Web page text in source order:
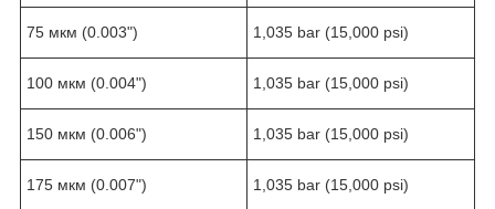
75 мкм (0.003") 1,035 bar (15,000 psi)
100 мкм (0.004") 1,035 bar (15,000 psi)
150 мкм (0.006") 1,035 bar (15,000 psi)
175 мкм (0.007") 1,035 bar (15,000 psi)